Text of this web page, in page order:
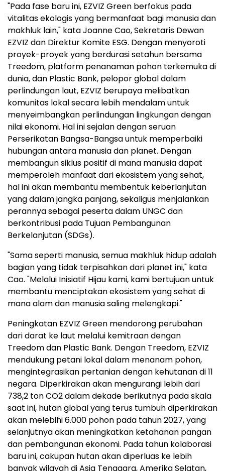
"Pada fase baru ini, EZVIZ Green berfokus pada
vitalitas ekologis yang bermanfaat bagi manusia dan
makhluk lain," kata Joanne Cao, Sekretaris Dewan
EZVIZ dan Direktur Komite ESG. Dengan menyoroti
proyek-proyek yang berdurasi setahun bersama
Treedom, platform penanaman pohon terkemuka di
dunia, dan Plastic Bank, pelopor global dalam
perlindungan laut, EZVIZ berupaya melibatkan
komunitas lokal secara lebih mendalam untuk
menyeimbangkan perlindungan lingkungan dengan
nilai ekonomi. Hal ini sejalan dengan seruan
Perserikatan Bangsa-Bangsa untuk memperbaiki
hubungan antara manusia dan planet. Dengan
membangun siklus positif di mana manusia dapat
memperoleh manfaat dari ekosistem yang sehat,
hal ini akan membantu membentuk keberlanjutan
yang dalam jangka panjang, sekaligus menjalankan
perannya sebagai peserta dalam UNGC dan
berkontribusi pada Tujuan Pembangunan
Berkelanjutan (SDGs).
"Sama seperti manusia, semua makhluk hidup adalah
bagian yang tidak terpisahkan dari planet ini," kata
Cao. "Melalui Inisiatif Hijau kami, kami bertujuan untuk
membantu menciptakan ekosistem yang sehat di
mana alam dan manusia saling melengkapi."
Peningkatan EZVIZ Green mendorong perubahan
dari darat ke laut melalui kemitraan dengan
Treedom dan Plastic Bank. Dengan Treedom, EZVIZ
mendukung petani lokal dalam menanam pohon,
mengintegrasikan pertanian dengan kehutanan di 11
negara. Diperkirakan akan mengurangi lebih dari
738,2 ton CO2dalam dekade berikutnya pada skala
saat ini, hutan global yang terus tumbuh diperkirakan
akan melebihi 6.000 pohon pada tahun 2027, yang
selanjutnya akan meningkatkan ketahanan pangan
dan pembangunan ekonomi. Pada tahun kolaborasi
baru ini, cakupan hutan akan diperluas ke lebih
banyak wilayah di Asia Tenggara, Amerika Selatan,